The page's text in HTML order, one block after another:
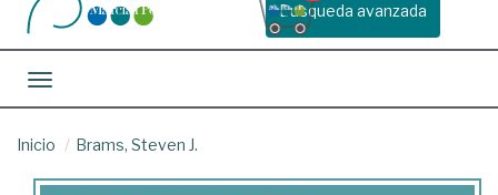
Busqueda avanzada
Toggle navigation
Inicio Brams, Steven J.